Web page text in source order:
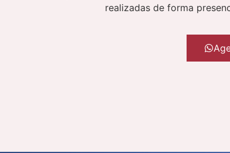
realizadas de forma